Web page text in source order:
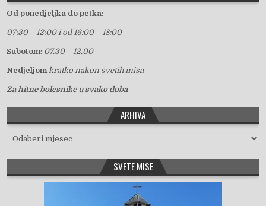
Od ponedjeljka do petka:
07:30 – 12:00 i od 16:00 – 18:00
Subotom: 07.30 – 12.00
Nedjeljom kratko nakon svetih misa
Za hitne bolesnike u svako doba
ARHIVA
Arhiva
SVETE MISE